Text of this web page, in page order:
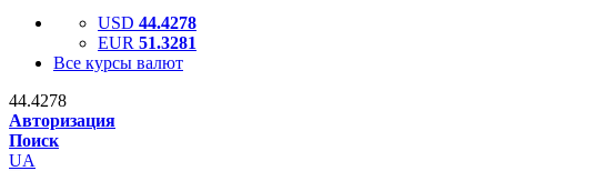
USD 44.4278
EUR 51.3281
Все курсы валют
44.4278
Авторизация
Поиск
UA